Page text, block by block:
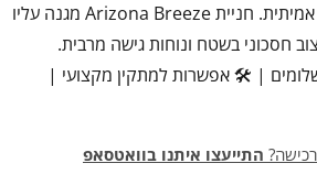
הרכב שלכם ראוי להגנה אמיתית. חניית Arizona Breeze מגנה עליו
חסכוני בשטח ונוחות גישה מרבית.
| 🛠️ אפשרות למתקין מקצועי |
התייעצו איתנו בוואטסאפ